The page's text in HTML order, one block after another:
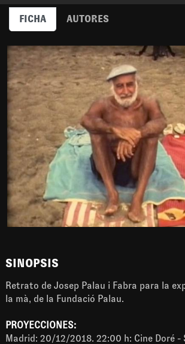
FICHA AUTORES
SINOPSIS
Retrato de Josep Palau i Fabra para la
la mà, de la Fundació Palau.
PROYECCIONES:
Madrid: 20/12/2018. 22:00 h: Cine Doré -